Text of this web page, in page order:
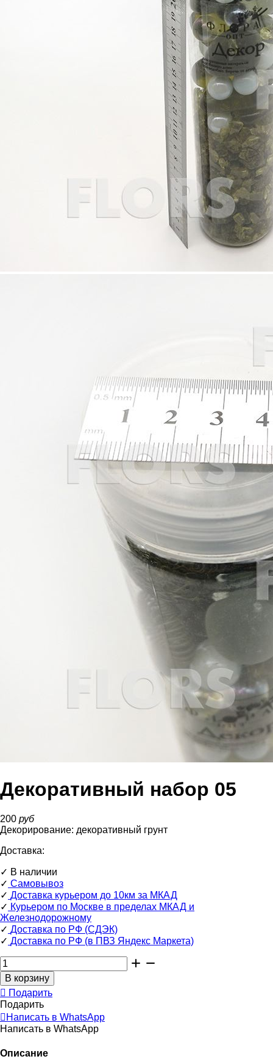
Декоративный набор 05
200 руб
Декорирование: декоративный грунт
Доставка:
✓ В наличии
✓ Самовывоз
✓ Доставка курьером до 10км за МКАД
✓ Курьером по Москве в пределах МКАД и
Железнодорожному
✓ Доставка по РФ (СДЭК)
✓ Доставка по РФ (в ПВЗ Яндекс Маркета)
Подарить
Подарить
Написать в WhatsApp
Написать в WhatsApp
Описание